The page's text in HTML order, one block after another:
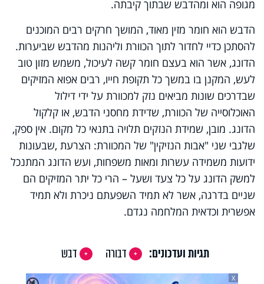
מגופה הוא ומהדבש שבתוך קיבתה.
הדבש הוא חומר מזין מאוד, המושך חרקים רבים המוכנים
להסתכן כדיי לחדור לתוך הכוורת וליהנות מהדבש שביערות.
הדונג, אשר הוא בעצם חומר קשה לעיכול, משמש מזון טוב
לעש, המקנן בו במשך כל תקופת חייו, רבים אפוא המזיקים
שבדרכים שונות מביאים נזק למכוורת על ידי דילול
האוכלוסייה של הכוורת, שדידת מחסני הדבש, או קלקול
הדונג. מובן, שמידת הנזקים תלויה בתנאי כל מקום. אין ספק,
שלגבי שני "אבות הנזיקין" של המכוורת: הצרעת ,שבעונות
ידועות משמידה עשרות ומאות משפחות, ועש הדונג המתנכל
למשק הדונג על כל צעד ושעל – הרי כל יתר המזיקים הם
שניים בדרגה, אשר לא תמיד השפעתם ניכרת ולא תמיד
אפשרית וכדאית המלחמה נגדם.
תגיות ועדכונים: דבורה
דבש
X